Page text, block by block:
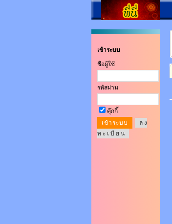
เข้าระบบ
ชื่อผู้ใช้
รหัสผ่าน
คุ๊กกี๊
ล ง
ท ะ เ บี ย น